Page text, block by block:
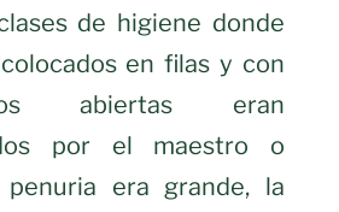
de higiene donde
en filas y con
abiertas eran
por el maestro o
penuria era grande, la